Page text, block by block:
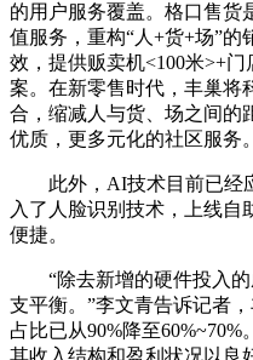
的用户服务覆盖。格口售货
值服务，重构“人+货+场”
效，提供贩卖机<100米>+门
案。在新零售时代，丰巢将
合，缩减人与货、场之间的
优质，更多元化的社区服务。
此外，AI技术目前已经应
入了人脸识别技术，上线自
便捷。
“除去新增的硬件投入的
支平衡。”李文青告诉记者
占比已从90%降至